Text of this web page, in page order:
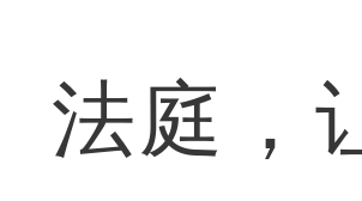
法庭，